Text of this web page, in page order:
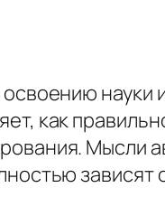
как
Мысли